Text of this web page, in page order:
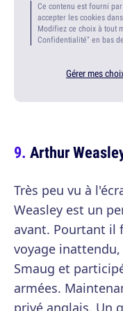
Ce contenu est fourni
accepter les cookies
Modifiez ce choix à tout
Confidentialité" en bas
Gérer mes
Arthur
Très peu vu à
Weasley est un
avant. Pourtant il
voyage
Smaug et
armées.
privé anglais. Un